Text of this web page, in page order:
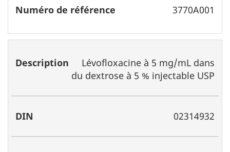
3770A001
Lévofloxacine à 5 mg/mL dans
du dextrose à 5 % injectable USP
02314932